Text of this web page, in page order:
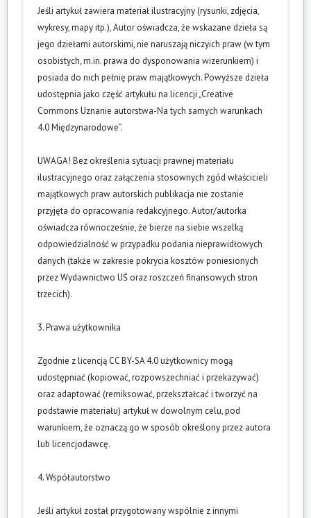
Jeśli artykuł zawiera materiał ilustracyjny (rysunki, zdjęcia,
wykresy, mapy itp.), Autor oświadcza, że wskazane dzieła są
jego dziełami autorskimi, nie naruszają niczyich praw (w tym
osobistych, m.in. prawa do dysponowania wizerunkiem) i
posiada do nich pełnię praw majątkowych. Powyższe dzieła
udostępnia jako część artykułu na licencji „Creative
Commons Uznanie autorstwa-Na tych samych warunkach
4.0 Międzynarodowe”.
UWAGA! Bez określenia sytuacji prawnej materiału
ilustracyjnego oraz załączenia stosownych zgód właścicieli
majątkowych praw autorskich publikacja nie zostanie
przyjęta do opracowania redakcyjnego. Autor/autorka
oświadcza równocześnie, że bierze na siebie wszelką
odpowiedzialność w przypadku podania nieprawidłowych
danych (także w zakresie pokrycia kosztów poniesionych
przez Wydawnictwo UŚ oraz roszczeń finansowych stron
trzecich).
3. Prawa użytkownika
Zgodnie z licencją CC BY-SA 4.0 użytkownicy mogą
udostępniać (kopiować, rozpowszechniać i przekazywać)
oraz adaptować (remiksować, przekształcać i tworzyć na
podstawie materiału) artykuł w dowolnym celu, pod
warunkiem, że oznaczą go w sposób określony przez autora
lub licencjodawcę.
4. Współautorstwo
Jeśli artykuł został przygotowany wspólnie z innymi